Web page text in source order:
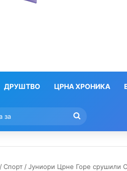
ДРУШТВО ЦРНА ХРОНИКА
текстови
за
/Спорт /Јуниори Црне Горе срушили